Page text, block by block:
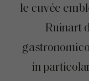
le cuvée
Ruinart
in